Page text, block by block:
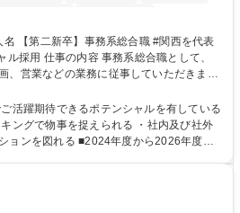
合職として、
、営業などの業務に従事していただきま
事業部の勤労業務 ■海外に関係する各種業
パス】入社後の配属
いた後、本人の適性及び将来のキャリアを
行います。 【育成】OJTでの現場育成や研
ャル採用
活躍期待できるポテンシャルを有している
ングで物事を捉えられる ・社内及び社外
年度から2026年度ま
ィの不安定化や気候変動による自然災害の
会課題解決の重要性が高まっています。